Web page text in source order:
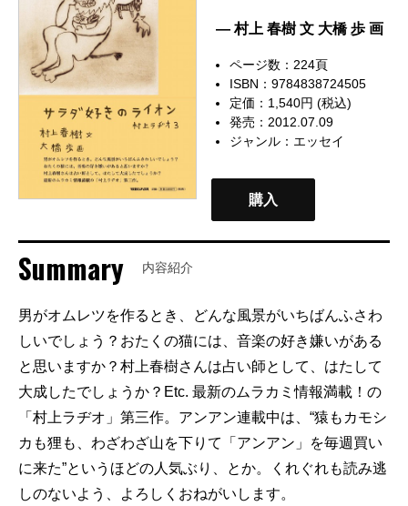
— 村上 春樹 文 大橋 歩 画
ページ数：224頁
ISBN：9784838724505
定価：1,540円 (税込)
発売：2012.07.09
ジャンル： エッセイ
購入
Summary 内容紹介
男がオムレツを作るとき、どんな風景がいちばんふさわ
しいでしょう？おたくの猫には、音楽の好き嫌いがある
と思いますか？村上春樹さんは占い師として、はたして
大成したでしょうか？Etc. 最新のムラカミ情報満載！の
「村上ラヂオ」第三作。アンアン連載中は、“猿もカモシ
カも狸も、わざわざ山を下りて「アンアン」を毎週買い
に来た”というほどの人気ぶり、とか。くれぐれも読み逃
しのないよう、よろしくおねがいします。